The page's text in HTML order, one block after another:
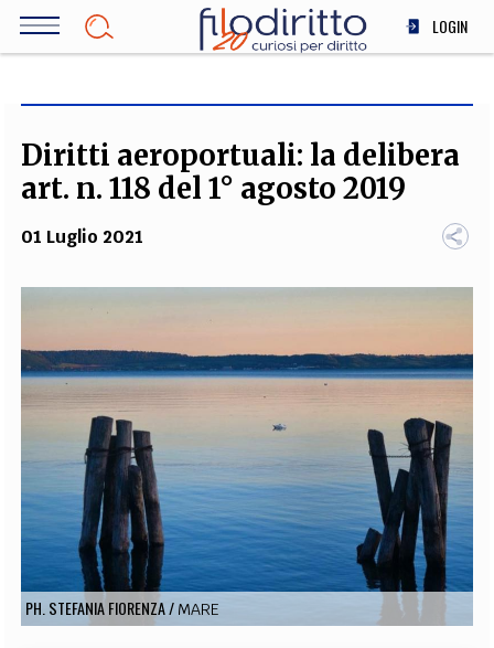
Salta
LOGIN
SOCIETÀ
MEDICINA
SCIENZA
TEAM
FILODIRITTO REDAZIONE COMITATO SCIENTIFICO AUTORI
CURATORI
FOTOGRAFI
COLLABORA CON NOI
EXTRA
CODICI RUBRICHE LIBRI PROCEEDINGS PUBBLICITÀ CONTATTI
SOCIAL MEDIA
Diritti aeroportuali: la delibera
art. n. 118 del 1° agosto 2019
01 Luglio 2021
PH. STEFANIA FIORENZA/ MARE